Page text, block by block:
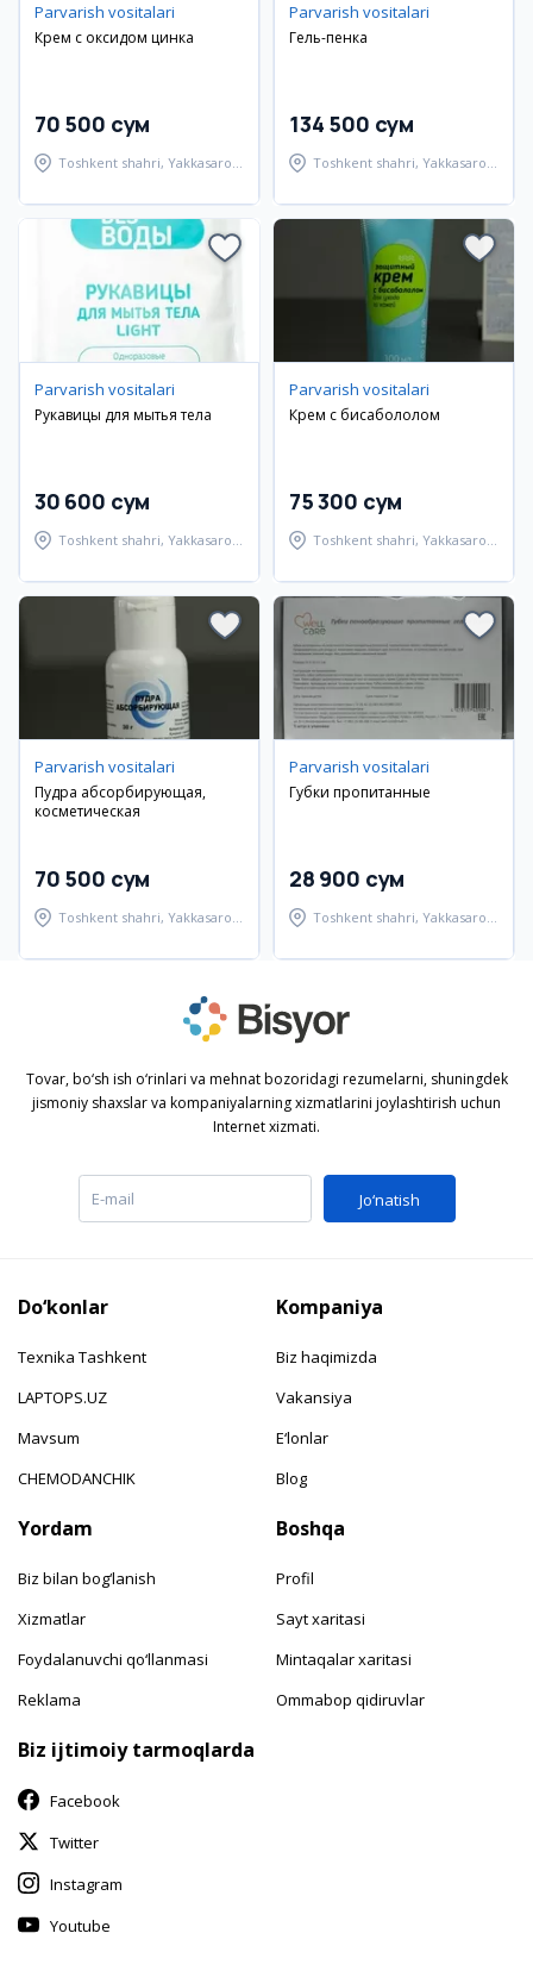
Parvarish vositalari
Крем с оксидом цинка
70 500 сум
Toshkent shahri, Yakkasaroy
Parvarish vositalari
Гель-пенка
134 500 сум
Toshkent shahri, Yakkasaroy
Parvarish vositalari
Рукавицы для мытья тела
30 600 сум
Toshkent shahri, Yakkasaroy
Parvarish vositalari
Крем с бисабололом
75 300 сум
Toshkent shahri, Yakkasaroy
Parvarish vositalari
Пудра абсорбирующая,
косметическая
70 500 сум
Toshkent shahri, Yakkasaroy
Parvarish vositalari
Губки пропитанные
28 900 сум
Toshkent shahri, Yakkasaroy
Tovar, bo‘sh ish o‘rinlari va mehnat bozoridagi rezumelarni, shuningdek
jismoniy shaxslar va kompaniyalarning xizmatlarini joylashtirish uchun
Internet xizmati.
Jo‘natish
Do‘konlar
Texnika Tashkent
LAPTOPS.UZ
Mavsum
CHEMODANCHIK
Kompaniya
Biz haqimizda
Vakansiya
E‘lonlar
Blog
Yordam
Biz bilan bog‘lanish
Xizmatlar
Foydalanuvchi qo‘llanmasi
Reklama
Boshqa
Profil
Sayt xaritasi
Mintaqalar xaritasi
Ommabop qidiruvlar
Biz ijtimoiy tarmoqlarda
Facebook
Twitter
Instagram
Youtube